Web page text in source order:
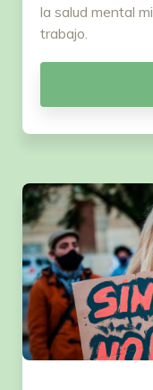
la salud mental
trabajo.